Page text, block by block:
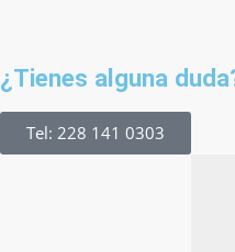
¿Tienes alguna
Tel: 228 141 0303